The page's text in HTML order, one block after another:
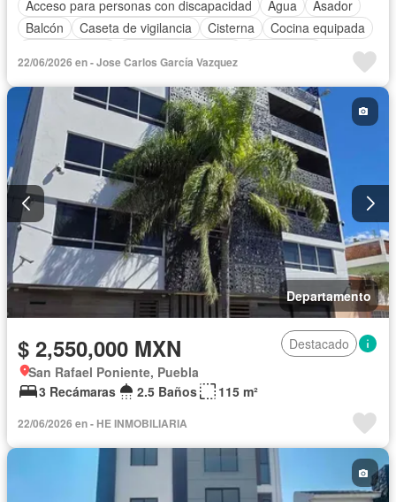
Acceso para personas con discapacidad
Agua
Asador
Balcón
Caseta de vigilancia Cisterna
Cocina equipada
Estacionamiento
Internet Jardín
Recámara con closet
Seguridad
Terraza Vista panorámica
Wifi
Zonas verdes
Sin amueblar
22/06/2026 en - Jose Carlos García Vazquez
Departamento
$ 2,550,000 MXN
Destacado
San Rafael Poniente, Puebla
3 Recámaras
2.5 Baños 115 m²
22/06/2026 en - HE INMOBILIARIA